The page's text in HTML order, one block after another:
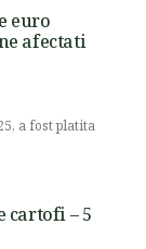
euro
afectati
a fost platita
cartofi – 5